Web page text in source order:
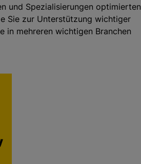
und Spezialisierungen optimierten
Sie zur Unterstützung wichtiger
in mehreren wichtigen Branchen